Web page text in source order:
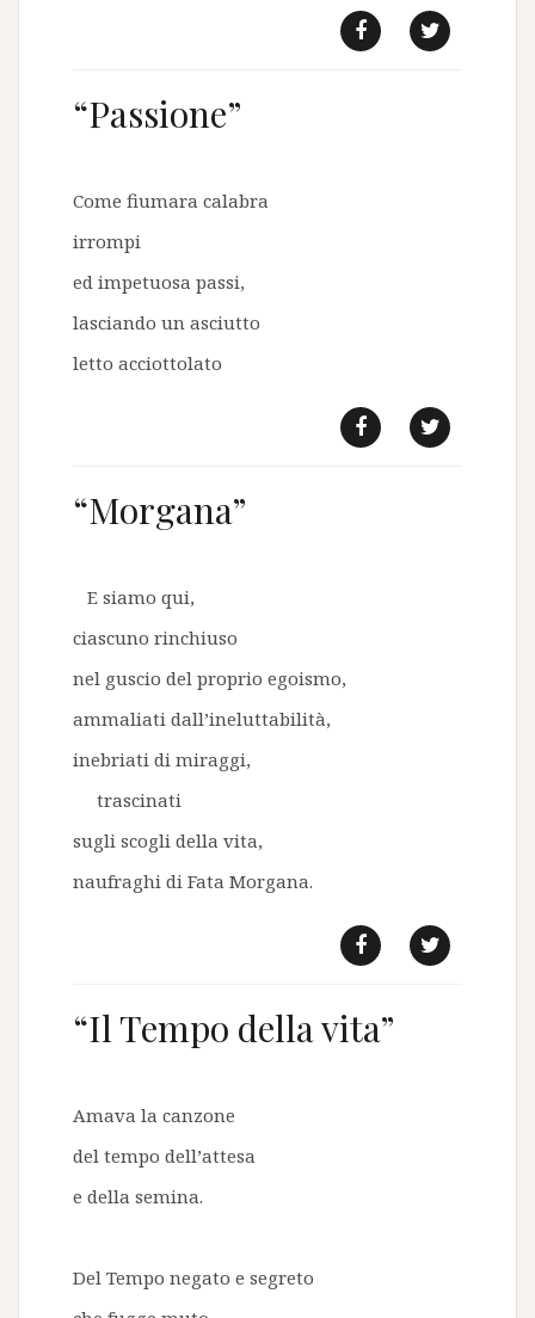
“Passione”
Come fiumara calabra
irrompi
ed impetuosa passi,
lasciando un asciutto
letto acciottolato
“Morgana”
E siamo qui,
ciascuno rinchiuso
nel guscio del proprio egoismo,
ammaliati dall’ineluttabilità,
inebriati di miraggi,
trascinati
sugli scogli della vita,
naufraghi di Fata Morgana.
“Il Tempo della vita”
Amava la canzone
del tempo dell’attesa
e della semina.
Del Tempo negato e segreto